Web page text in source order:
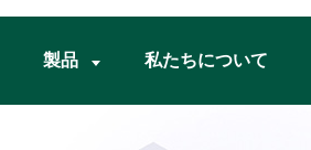
製品 私たちについて